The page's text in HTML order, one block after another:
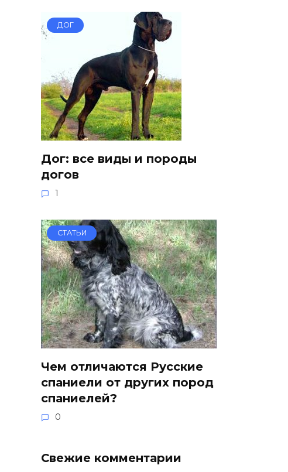
ДОГ
Дог: все виды и породы
догов
1
СТАТЬИ
Чем отличаются Русские
спаниели от других пород
спаниелей?
0
Свежие комментарии